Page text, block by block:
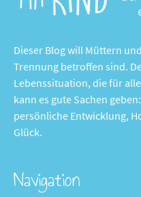
Dieser Blog will Müttern
Trennung betroffen sind.
Lebenssituation, die für
kann es gute Sachen
persönliche Entwicklung,
Glück.
Navigation